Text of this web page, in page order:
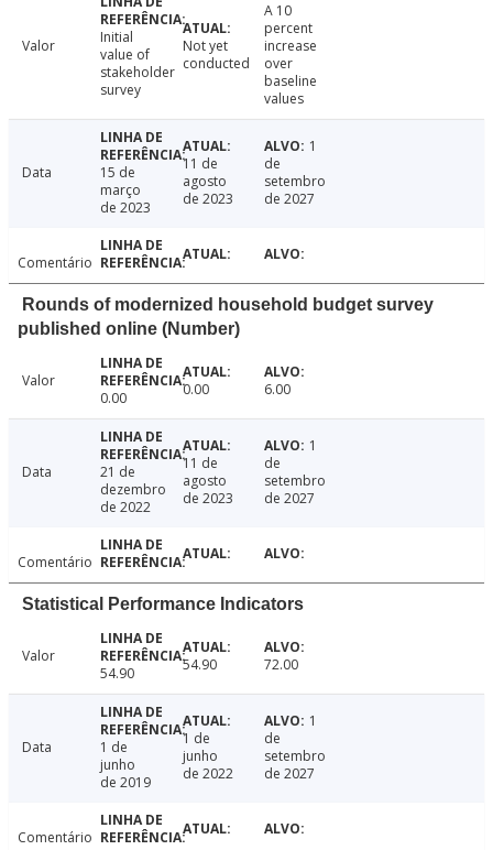
Valor
Initial
value of
stakeholder
survey
Not yet
conducted
A 10
percent
increase
over
baseline
values
Data
15 de
março
de 2023
11 de
agosto
de 2023
1
de
setembro
de 2027
Comentário
Rounds of modernized household budget survey
published online (Number)
Valor
0.00
0.00 6.00
Data
21 de
dezembro
de 2022
11 de
agosto
de 2023
1
de
setembro
de 2027
Comentário
Statistical Performance Indicators
Valor
54.90
54.90 72.00
Data
1 de
junho
de 2019
1 de
junho
de 2022
1
de
setembro
de 2027
Comentário